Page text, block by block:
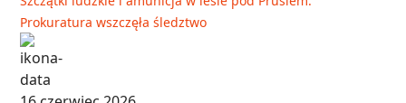
Prokuratura wszczęła śledztwo